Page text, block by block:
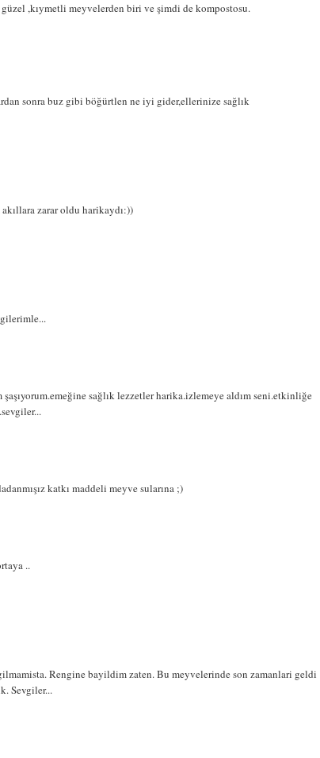
güzel ,kıymetli meyvelerden biri ve şimdi de kompostosu.
sonra buz gibi böğürtlen ne iyi gider,ellerinize sağlık
zarar oldu harikaydı:))
şaşıyorum.emeğine sağlık lezzetler harika.izlemeye aldım seni.etkinliğe
katkı maddeli meyve sularına ;)
..
Rengine bayildim zaten. Bu meyvelerinde son zamanlari geldi
Sevgiler...